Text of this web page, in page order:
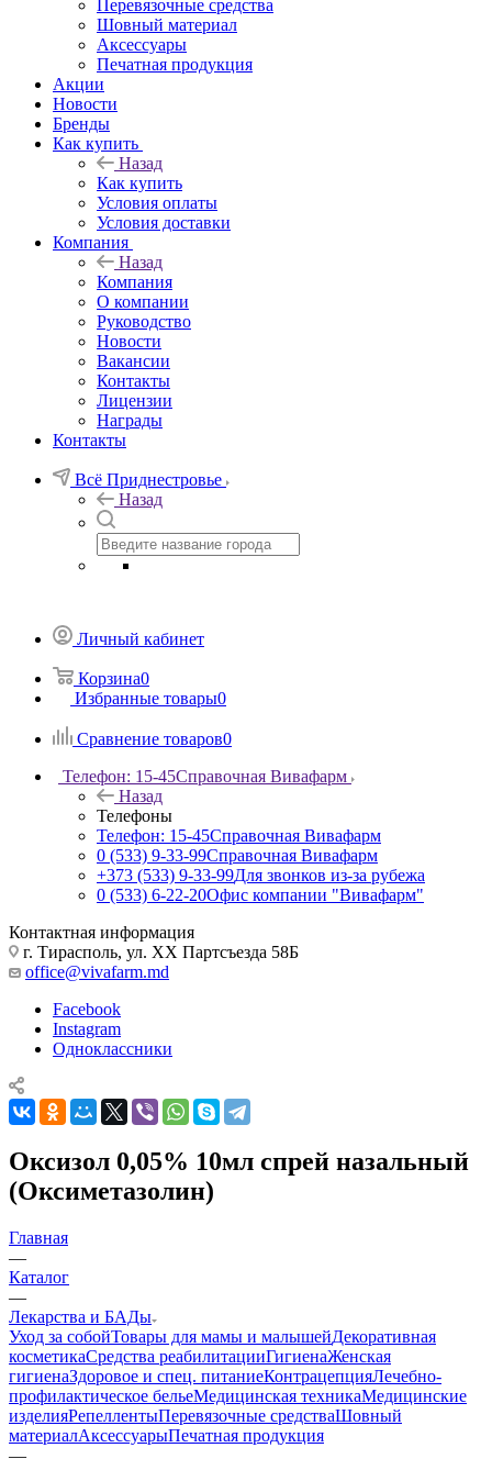
Перевязочные средства
Шовный материал
Аксессуары
Печатная продукция
Акции
Новости
Бренды
Как купить
Назад
Как купить
Условия оплаты
Условия доставки
Компания
Назад
Компания
О компании
Руководство
Новости
Вакансии
Контакты
Лицензии
Награды
Контакты
Всё Приднестровье
Назад
Личный кабинет
Корзина0
Избранные товары0
Сравнение товаров0
Телефон: 15-45Справочная Вивафарм
Назад
Телефоны
Телефон: 15-45Справочная Вивафарм
0 (533) 9-33-99Справочная Вивафарм
+373 (533) 9-33-99Для звонков из-за рубежа
0 (533) 6-22-20Офис компании "Вивафарм"
Контактная информация
г. Тирасполь, ул. ХХ Партсъезда 58Б
office@vivafarm.md
Facebook
Instagram
Одноклассники
Оксизол 0,05% 10мл спрей назальный
(Оксиметазолин)
Главная
—
Каталог
—
Лекарства и БАДы
Уход за собойТовары для мамы и малышейДекоративная
косметикаСредства реабилитацииГигиенаЖенская
гигиенаЗдоровое и спец. питаниеКонтрацепцияЛечебно-
профилактическое бельеМедицинская техникаМедицинские
изделияРепеллентыПеревязочные средстваШовный
материалАксессуарыПечатная продукция
—